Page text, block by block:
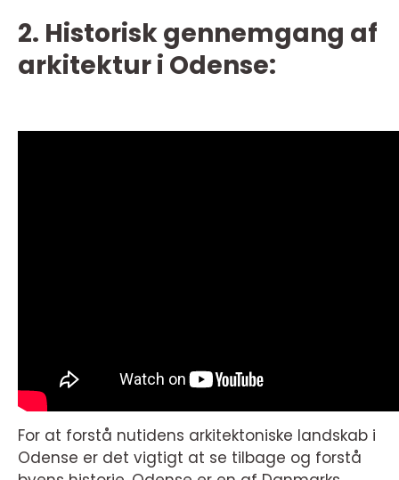
2. Historisk gennemgang af
arkitektur i Odense:
For at forstå nutidens arkitektoniske landskab i
Odense er det vigtigt at se tilbage og forstå